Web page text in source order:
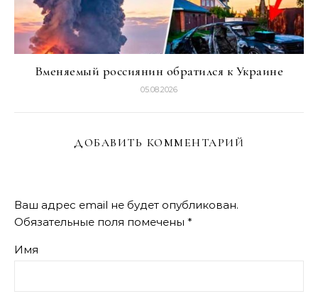
Вменяемый россиянин обратился к Украине
05.08.2026
ДОБАВИТЬ КОММЕНТАРИЙ
Ваш адрес email не будет опубликован.
Обязательные поля помечены *
Имя